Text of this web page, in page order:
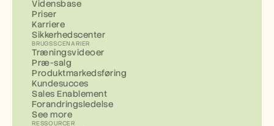
Vidensbase
Priser
Karriere
Sikkerhedscenter
BRUGSSCENARIER
Træningsvideoer
Præ-salg
Produktmarkedsføring
Kundesucces
Sales Enablement
Forandringsledelse
See more
RESSOURCER